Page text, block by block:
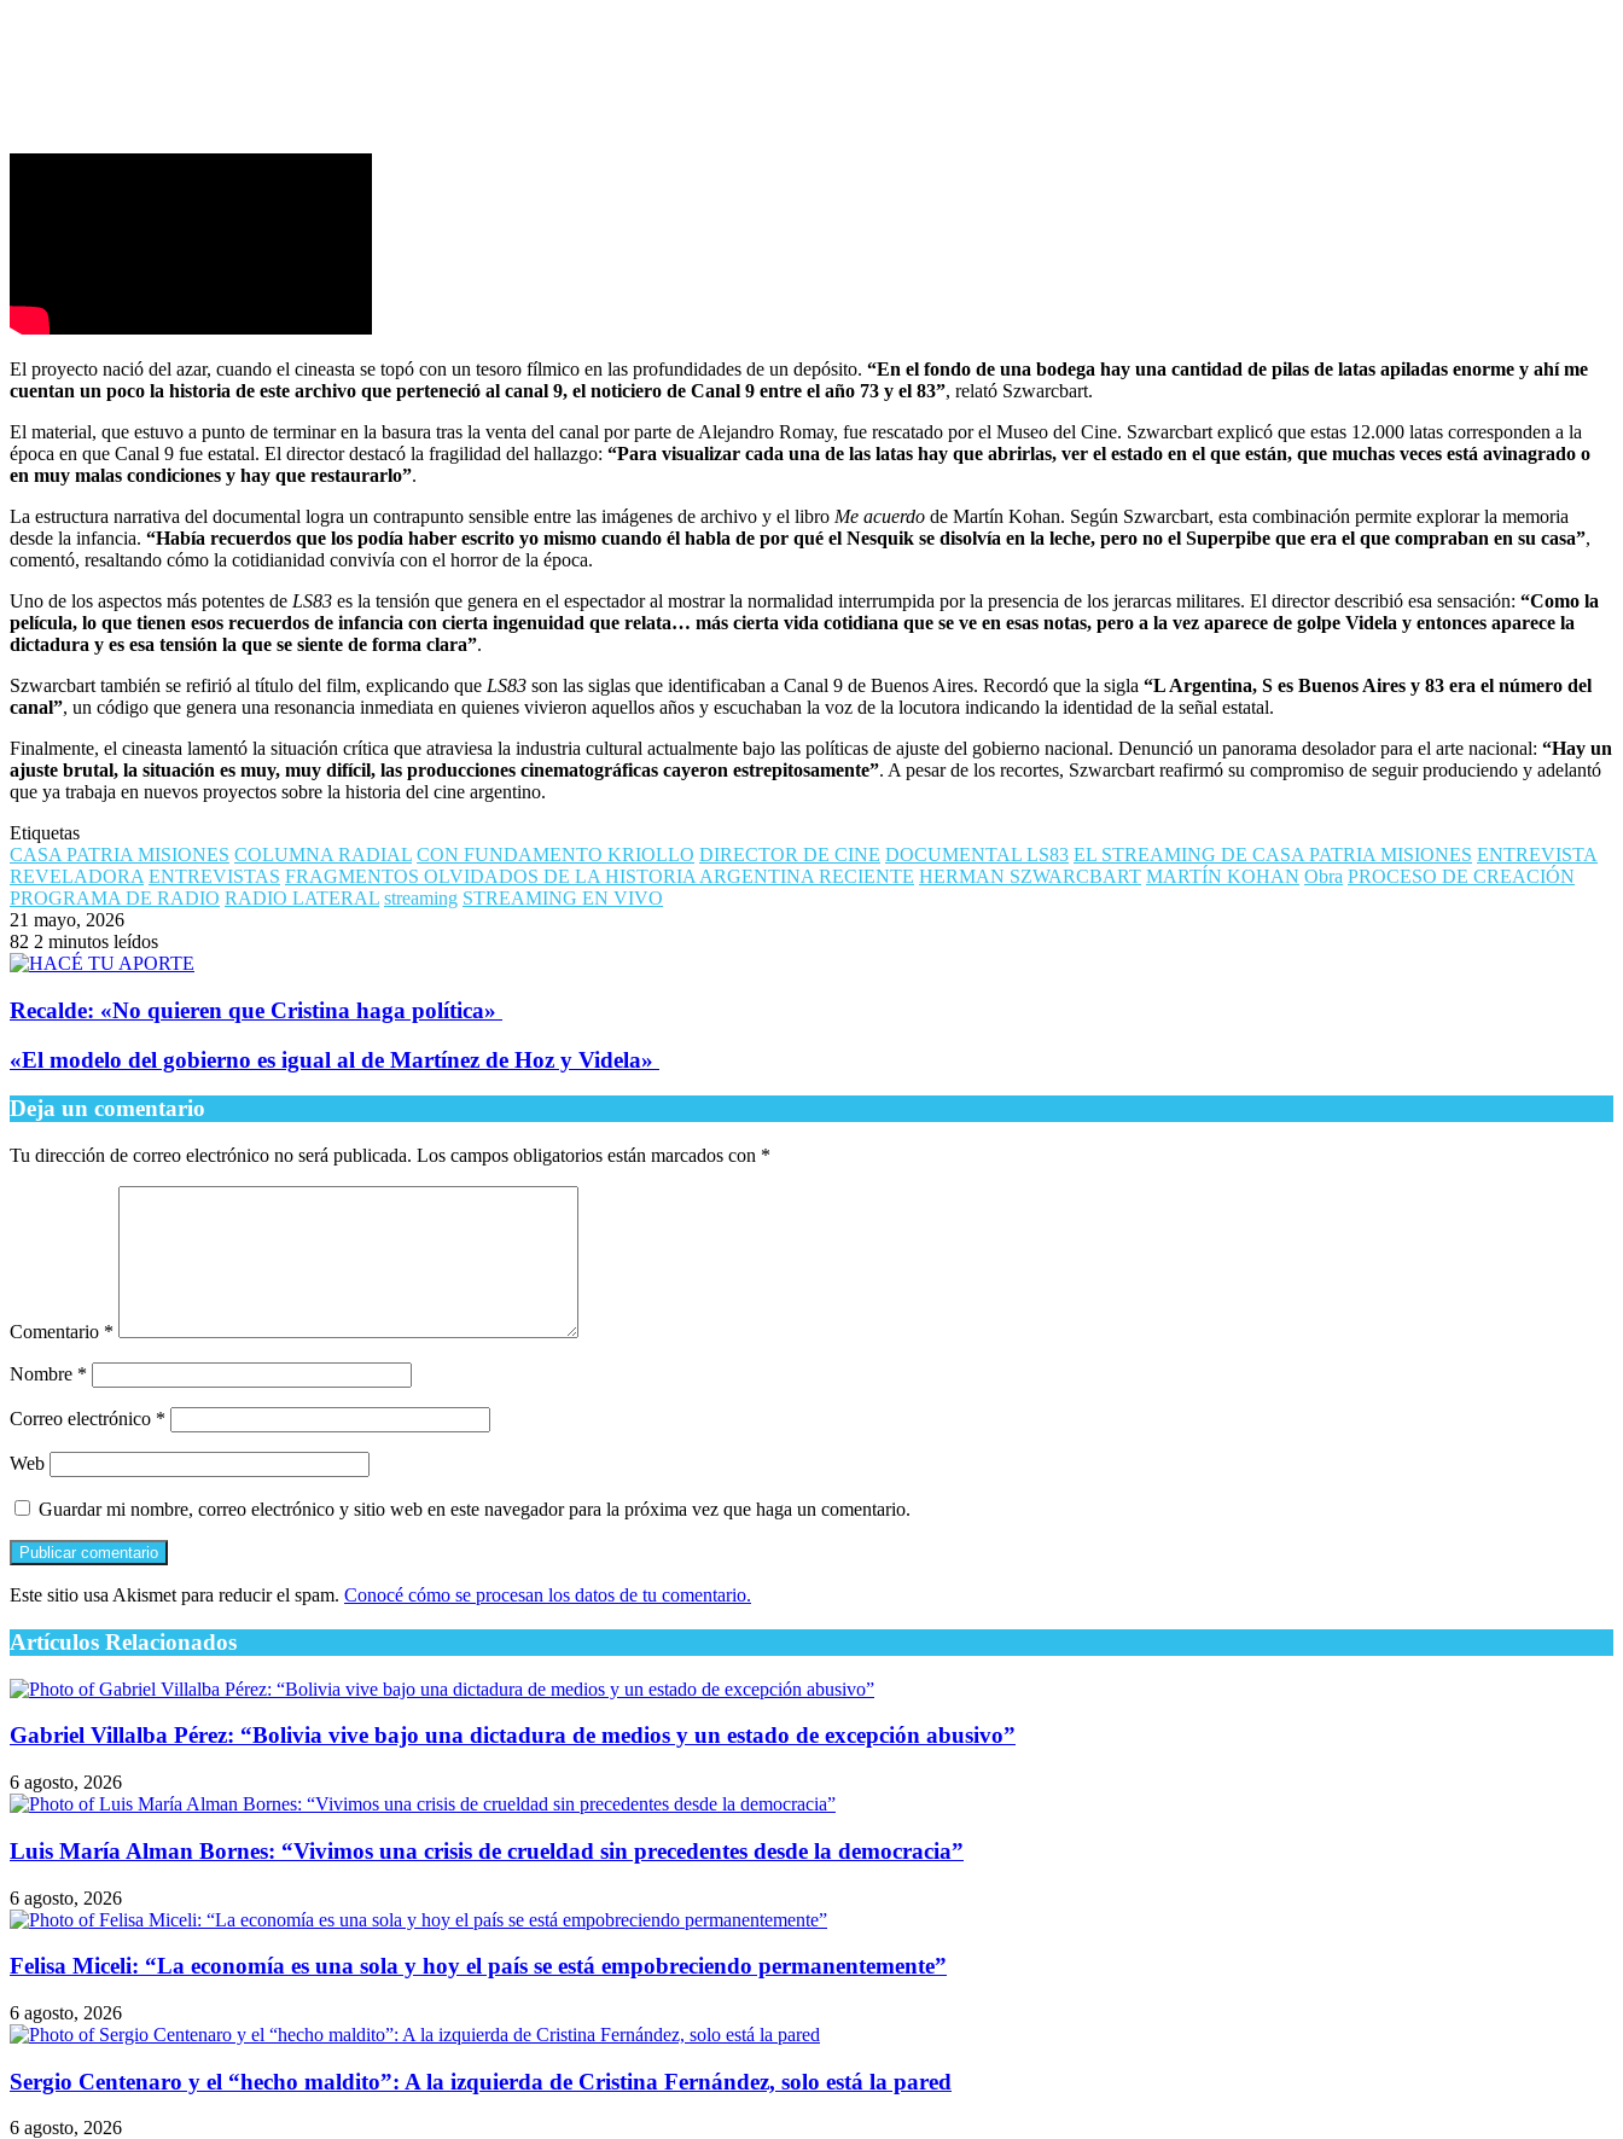
El proyecto nació del azar, cuando el cineasta se topó con un tesoro fílmico en las profundidades de un depósito. “En el fondo de una bodega hay una cantidad de pilas de latas apiladas enorme y ahí me
cuentan un poco la historia de este archivo que perteneció al canal 9, el noticiero de Canal 9 entre el año 73 y el 83”, relató Szwarcbart.
El material, que estuvo a punto de terminar en la basura tras la venta del canal por parte de Alejandro Romay, fue rescatado por el Museo del Cine. Szwarcbart explicó que estas 12.000 latas corresponden a la
época en que Canal 9 fue estatal. El director destacó la fragilidad del hallazgo: “Para visualizar cada una de las latas hay que abrirlas, ver el estado en el que están, que muchas veces está avinagrado o
en muy malas condiciones y hay que restaurarlo”.
La estructura narrativa del documental logra un contrapunto sensible entre las imágenes de archivo y el libro Me acuerdo de Martín Kohan. Según Szwarcbart, esta combinación permite explorar la memoria
desde la infancia. “Había recuerdos que los podía haber escrito yo mismo cuando él habla de por qué el Nesquik se disolvía en la leche, pero no el Superpibe que era el que compraban en su casa”,
comentó, resaltando cómo la cotidianidad convivía con el horror de la época.
Uno de los aspectos más potentes de LS83 es la tensión que genera en el espectador al mostrar la normalidad interrumpida por la presencia de los jerarcas militares. El director describió esa sensación: “Como la
película, lo que tienen esos recuerdos de infancia con cierta ingenuidad que relata… más cierta vida cotidiana que se ve en esas notas, pero a la vez aparece de golpe Videla y entonces aparece la
dictadura y es esa tensión la que se siente de forma clara”.
Szwarcbart también se refirió al título del film, explicando que LS83 son las siglas que identificaban a Canal 9 de Buenos Aires. Recordó que la sigla “L Argentina, S es Buenos Aires y 83 era el número del
canal”, un código que genera una resonancia inmediata en quienes vivieron aquellos años y escuchaban la voz de la locutora indicando la identidad de la señal estatal.
Finalmente, el cineasta lamentó la situación crítica que atraviesa la industria cultural actualmente bajo las políticas de ajuste del gobierno nacional. Denunció un panorama desolador para el arte nacional: “Hay un
ajuste brutal, la situación es muy, muy difícil, las producciones cinematográficas cayeron estrepitosamente”. A pesar de los recortes, Szwarcbart reafirmó su compromiso de seguir produciendo y adelantó
que ya trabaja en nuevos proyectos sobre la historia del cine argentino.
Etiquetas
CASA PATRIA MISIONES COLUMNA RADIAL CON FUNDAMENTO KRIOLLO DIRECTOR DE CINE DOCUMENTAL LS83 EL STREAMING DE CASA PATRIA MISIONES ENTREVISTA
REVELADORA ENTREVISTAS FRAGMENTOS OLVIDADOS DE LA HISTORIA ARGENTINA RECIENTE HERMAN SZWARCBART MARTÍN KOHAN Obra PROCESO DE CREACIÓN
PROGRAMA DE RADIO RADIO LATERAL streaming STREAMING EN VIVO
21 mayo, 2026
82 2 minutos leídos
​Recalde: «No quieren que Cristina haga política»
​«El modelo del gobierno es igual al de Martínez de Hoz y Videla»
Deja un comentario
Tu dirección de correo electrónico no será publicada. Los campos obligatorios están marcados con *
Comentario *
Nombre *
Correo electrónico *
Web
Guardar mi nombre, correo electrónico y sitio web en este navegador para la próxima vez que haga un comentario.
Este sitio usa Akismet para reducir el spam. Conocé cómo se procesan los datos de tu comentario.
Artículos Relacionados
Gabriel Villalba Pérez: “Bolivia vive bajo una dictadura de medios y un estado de excepción abusivo”
6 agosto, 2026
Luis María Alman Bornes: “Vivimos una crisis de crueldad sin precedentes desde la democracia”
6 agosto, 2026
Felisa Miceli: “La economía es una sola y hoy el país se está empobreciendo permanentemente”
6 agosto, 2026
Sergio Centenaro y el “hecho maldito”: A la izquierda de Cristina Fernández, solo está la pared
6 agosto, 2026